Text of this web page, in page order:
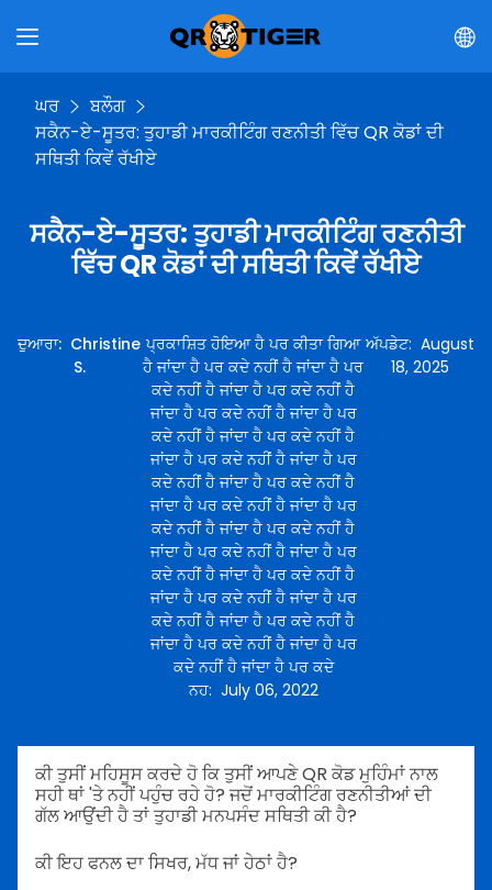
ਘਰ
ਬਲੌਗ
ਸਕੈਨ-ਏ-ਸੂਤਰ: ਤੁਹਾਡੀ ਮਾਰਕੀਟਿੰਗ ਰਣਨੀਤੀ ਵਿੱਚ QR ਕੋਡਾਂ ਦੀ
ਸਥਿਤੀ ਕਿਵੇਂ ਰੱਖੀਏ
ਸਕੈਨ-ਏ-ਸੂਤਰ: ਤੁਹਾਡੀ ਮਾਰਕੀਟਿੰਗ ਰਣਨੀਤੀ
ਵਿੱਚ QR ਕੋਡਾਂ ਦੀ ਸਥਿਤੀ ਕਿਵੇਂ ਰੱਖੀਏ
ਦੁਆਰਾ: Christine
S.
ਪ੍ਰਕਾਸ਼ਿਤ ਹੋਇਆ ਹੈ ਪਰ ਕੀਤਾ ਗਿਆ
ਹੈ ਜਾਂਦਾ ਹੈ ਪਰ ਕਦੇ ਨਹੀਂ ਹੈ ਜਾਂਦਾ ਹੈ ਪਰ
ਕਦੇ ਨਹੀਂ ਹੈ ਜਾਂਦਾ ਹੈ ਪਰ ਕਦੇ ਨਹੀਂ ਹੈ
ਜਾਂਦਾ ਹੈ ਪਰ ਕਦੇ ਨਹੀਂ ਹੈ ਜਾਂਦਾ ਹੈ ਪਰ
ਕਦੇ ਨਹੀਂ ਹੈ ਜਾਂਦਾ ਹੈ ਪਰ ਕਦੇ ਨਹੀਂ ਹੈ
ਜਾਂਦਾ ਹੈ ਪਰ ਕਦੇ ਨਹੀਂ ਹੈ ਜਾਂਦਾ ਹੈ ਪਰ
ਕਦੇ ਨਹੀਂ ਹੈ ਜਾਂਦਾ ਹੈ ਪਰ ਕਦੇ ਨਹੀਂ ਹੈ
ਜਾਂਦਾ ਹੈ ਪਰ ਕਦੇ ਨਹੀਂ ਹੈ ਜਾਂਦਾ ਹੈ ਪਰ
ਕਦੇ ਨਹੀਂ ਹੈ ਜਾਂਦਾ ਹੈ ਪਰ ਕਦੇ ਨਹੀਂ ਹੈ
ਜਾਂਦਾ ਹੈ ਪਰ ਕਦੇ ਨਹੀਂ ਹੈ ਜਾਂਦਾ ਹੈ ਪਰ
ਕਦੇ ਨਹੀਂ ਹੈ ਜਾਂਦਾ ਹੈ ਪਰ ਕਦੇ ਨਹੀਂ ਹੈ
ਜਾਂਦਾ ਹੈ ਪਰ ਕਦੇ ਨਹੀਂ ਹੈ ਜਾਂਦਾ ਹੈ ਪਰ
ਕਦੇ ਨਹੀਂ ਹੈ ਜਾਂਦਾ ਹੈ ਪਰ ਕਦੇ ਨਹੀਂ ਹੈ
ਜਾਂਦਾ ਹੈ ਪਰ ਕਦੇ ਨਹੀਂ ਹੈ ਜਾਂਦਾ ਹੈ ਪਰ
ਕਦੇ ਨਹੀਂ ਹੈ ਜਾਂਦਾ ਹੈ ਪਰ ਕਦੇ
ਨਹ: July 06, 2022
ਅੱਪਡੇਟ: August
18, 2025
ਕੀ ਤੁਸੀਂ ਮਹਿਸੂਸ ਕਰਦੇ ਹੋ ਕਿ ਤੁਸੀਂ ਆਪਣੇ QR ਕੋਡ ਮੁਹਿੰਮਾਂ ਨਾਲ
ਸਹੀ ਥਾਂ 'ਤੇ ਨਹੀਂ ਪਹੁੰਚ ਰਹੇ ਹੋ? ਜਦੋਂ ਮਾਰਕੀਟਿੰਗ ਰਣਨੀਤੀਆਂ ਦੀ
ਗੱਲ ਆਉਂਦੀ ਹੈ ਤਾਂ ਤੁਹਾਡੀ ਮਨਪਸੰਦ ਸਥਿਤੀ ਕੀ ਹੈ?
ਕੀ ਇਹ ਫਨਲ ਦਾ ਸਿਖਰ, ਮੱਧ ਜਾਂ ਹੇਠਾਂ ਹੈ?